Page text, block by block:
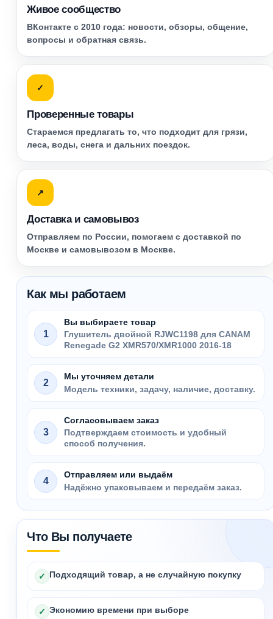
Живое сообщество
ВКонтакте с 2010 года: новости, обзоры, общение,
вопросы и обратная связь.
✓
Проверенные товары
Стараемся предлагать то, что подходит для грязи,
леса, воды, снега и дальних поездок.
↗
Доставка и самовывоз
Отправляем по России, помогаем с доставкой по
Москве и самовывозом в Москве.
Как мы работаем
1
Вы выбираете товар
Глушитель двойной RJWC1198 для CANAM
Renegade G2 XMR570/XMR1000 2016-18
2
Мы уточняем детали
Модель техники, задачу, наличие, доставку.
3
Согласовываем заказ
Подтверждаем стоимость и удобный
способ получения.
4
Отправляем или выдаём
Надёжно упаковываем и передаём заказ.
Что Вы получаете
✓ Подходящий товар, а не случайную покупку
✓ Экономию времени при выборе